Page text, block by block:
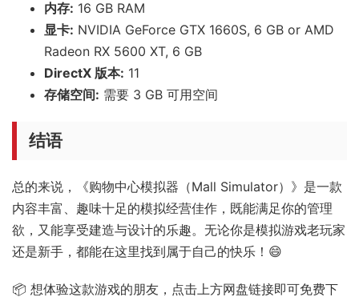
内存: 16 GB RAM
显卡: NVIDIA GeForce GTX 1660S, 6 GB or AMD
Radeon RX 5600 XT, 6 GB
DirectX 版本: 11
存储空间: 需要 3 GB 可用空间
结语
总的来说，《购物中心模拟器（Mall Simulator）》是一款
内容丰富、趣味十足的模拟经营佳作，既能满足你的管理
欲，又能享受建造与设计的乐趣。无论你是模拟游戏老玩家
还是新手，都能在这里找到属于自己的快乐！😄
📦 想体验这款游戏的朋友，点击上方网盘链接即可免费下